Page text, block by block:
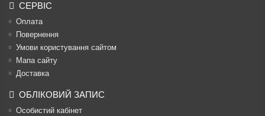
СЕРВІС
Оплата
Повернення
Умови користування сайтом
Мапа сайту
Доставка
ОБЛІКОВИЙ ЗАПИС
Особистий кабінет